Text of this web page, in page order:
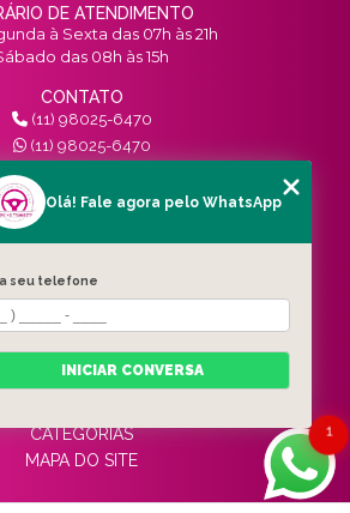
DE ATENDIMENTO
à Sexta das 07h às 21h
das 08h às 15h
CONTATO
(11) 98025-6470
(11) 98025-6470
SIGA-NOS!
MENU
HOME
QUEM SOMOS
SERVIÇOS
BLOG
CATEGORIAS
MAPA DO SITE
1
Olá! Fale agora pelo WhatsApp
seu telefone
INICIAR CONVERSA